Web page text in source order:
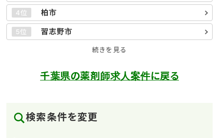
4位 柏市
5位 習志野市
続きを見る
千葉県の薬剤師求人案件に戻る
検索条件を変更